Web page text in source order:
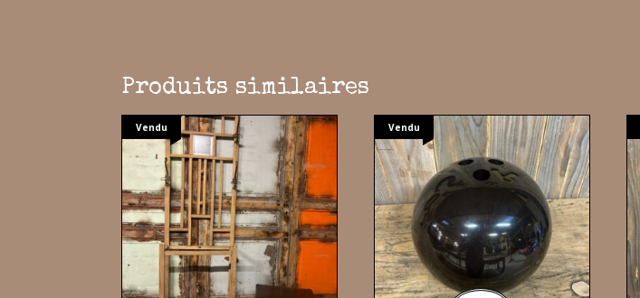
Produits similaires
Vendu Vendu